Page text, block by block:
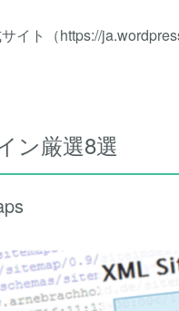
イト（https://
ン厳選8選